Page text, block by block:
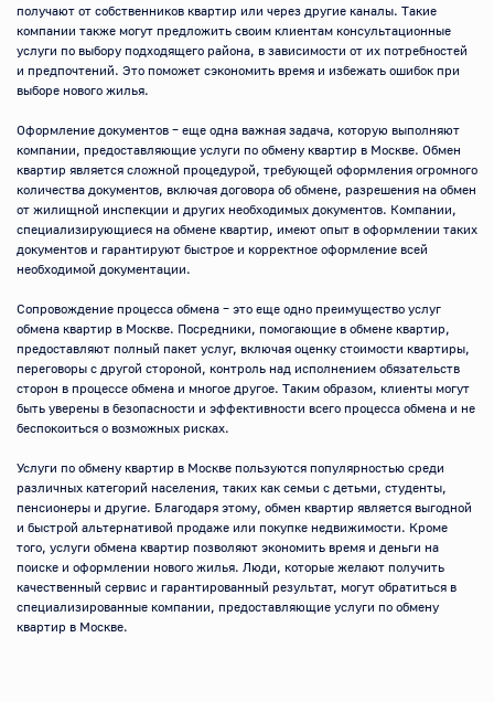
получают от собственников квартир или через другие каналы. Такие
компании также могут предложить своим клиентам консультационные
услуги по выбору подходящего района, в зависимости от их потребностей
и предпочтений. Это поможет сэкономить время и избежать ошибок при
выборе нового жилья.
Оформление документов – еще одна важная задача, которую выполняют
компании, предоставляющие услуги по обмену квартир в Москве. Обмен
квартир является сложной процедурой, требующей оформления огромного
количества документов, включая договора об обмене, разрешения на обмен
от жилищной инспекции и других необходимых документов. Компании,
специализирующиеся на обмене квартир, имеют опыт в оформлении таких
документов и гарантируют быстрое и корректное оформление всей
необходимой документации.
Сопровождение процесса обмена – это еще одно преимущество услуг
обмена квартир в Москве. Посредники, помогающие в обмене квартир,
предоставляют полный пакет услуг, включая оценку стоимости квартиры,
переговоры с другой стороной, контроль над исполнением обязательств
сторон в процессе обмена и многое другое. Таким образом, клиенты могут
быть уверены в безопасности и эффективности всего процесса обмена и не
беспокоиться о возможных рисках.
Услуги по обмену квартир в Москве пользуются популярностью среди
различных категорий населения, таких как семьи с детьми, студенты,
пенсионеры и другие. Благодаря этому, обмен квартир является выгодной
и быстрой альтернативой продаже или покупке недвижимости. Кроме
того, услуги обмена квартир позволяют экономить время и деньги на
поиске и оформлении нового жилья. Люди, которые желают получить
качественный сервис и гарантированный результат, могут обратиться в
специализированные компании, предоставляющие услуги по обмену
квартир в Москве.